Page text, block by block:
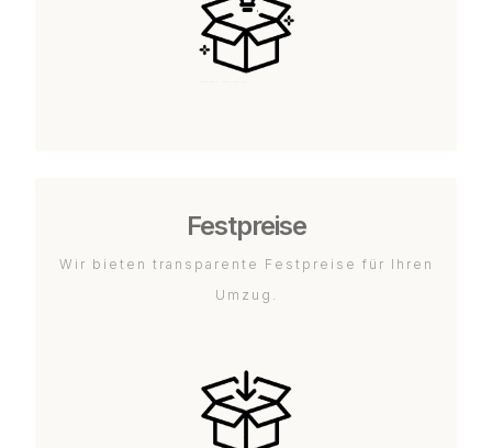
Festpreise
Wir bieten transparente Festpreise für Ihren
Umzug.